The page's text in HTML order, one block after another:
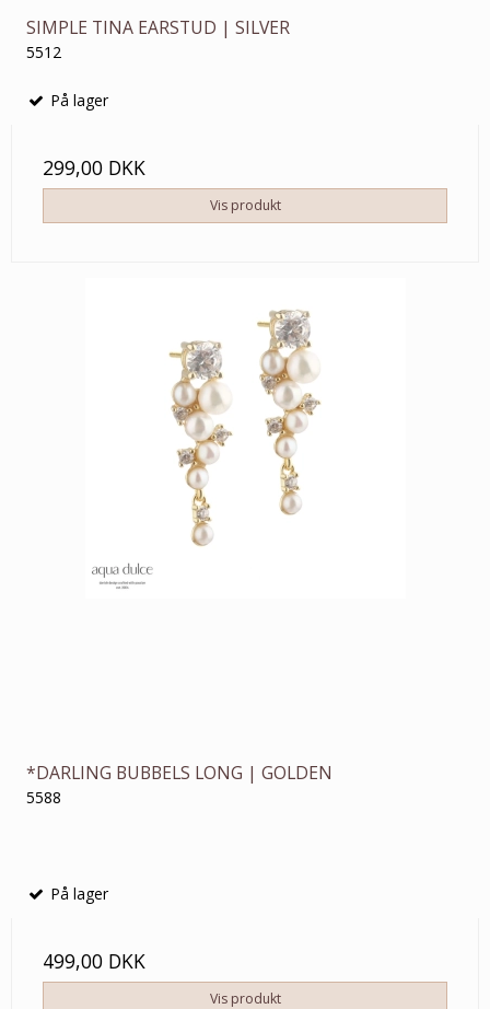
SIMPLE TINA EARSTUD | SILVER
5512
På lager
299,00 DKK
Vis produkt
*DARLING BUBBELS LONG | GOLDEN
5588
På lager
499,00 DKK
Vis produkt